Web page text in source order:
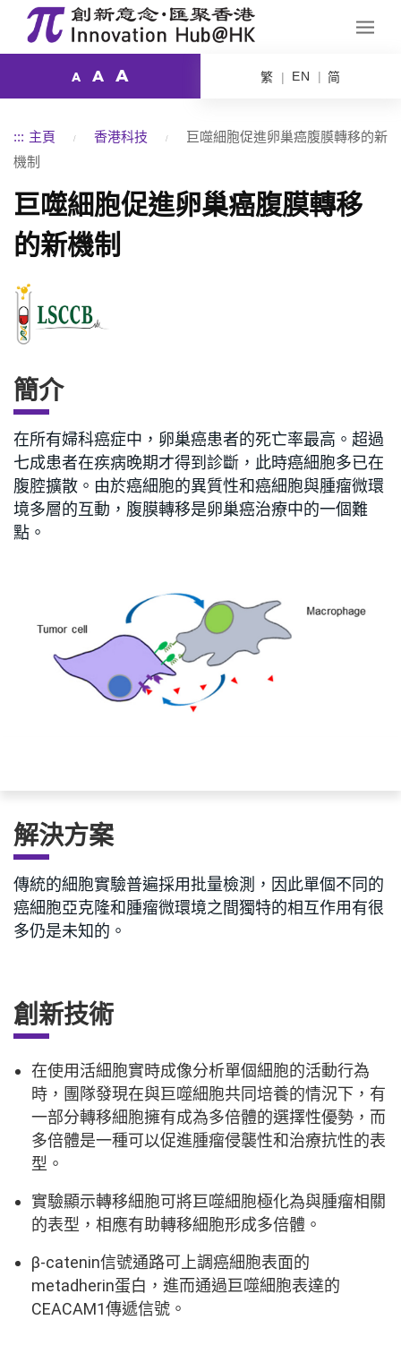
A A A 繁 EN 简
::: 主頁 香港科技
巨噬細胞促進卵巢癌腹膜轉移的新
機制
巨噬細胞促進卵巢癌腹膜轉移
的新機制
簡介
在所有婦科癌症中，卵巢癌患者的死亡率最高。超過
七成患者在疾病晚期才得到診斷，此時癌細胞多已在
腹腔擴散。由於癌細胞的異質性和癌細胞與腫瘤微環
境多層的互動，腹膜轉移是卵巢癌治療中的一個難
點。
解決方案
傳統的細胞實驗普遍採用批量檢測，因此單個不同的
癌細胞亞克隆和腫瘤微環境之間獨特的相互作用有很
多仍是未知的。
創新技術
在使用活細胞實時成像分析單個細胞的活動行為
時，團隊發現在與巨噬細胞共同培養的情況下，有
一部分轉移細胞擁有成為多倍體的選擇性優勢，而
多倍體是一種可以促進腫瘤侵襲性和治療抗性的表
型。
實驗顯示轉移細胞可將巨噬細胞極化為與腫瘤相關
的表型，相應有助轉移細胞形成多倍體。
β-catenin信號通路可上調癌細胞表面的
metadherin蛋白，進而通過巨噬細胞表達的
CEACAM1傳遞信號。